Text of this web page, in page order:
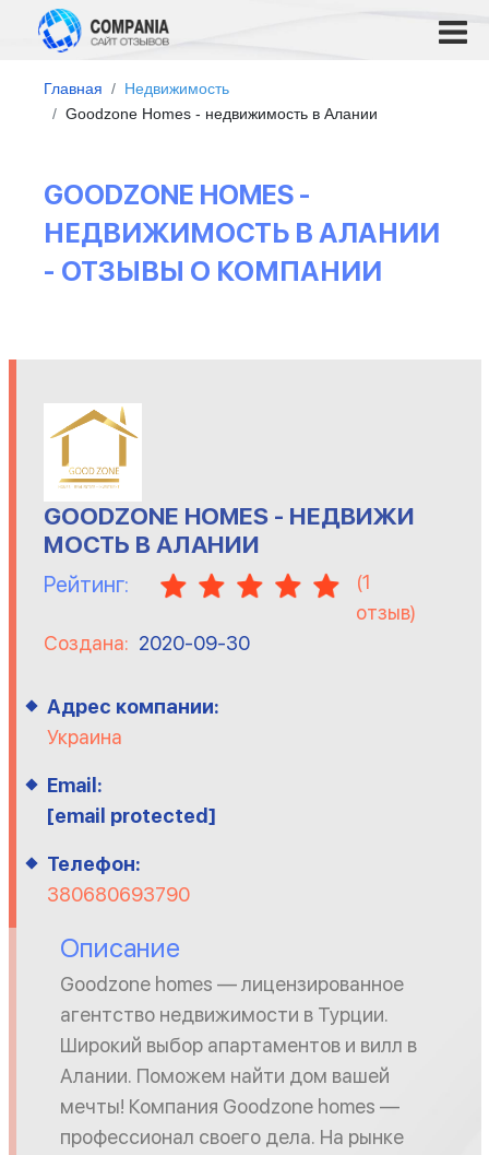
Главная
Недвижимость
Goodzone Homes - недвижимость в Алании
GOODZONE HOMES -
НЕДВИЖИМОСТЬ В АЛАНИИ
- ОТЗЫВЫ О КОМПАНИИ
GOODZONE HOMES - НЕДВИЖИ
МОСТЬ В АЛАНИИ
Рейтинг: (1
отзыв)
Создана: 2020-09-30
Адрес компании:
Украина
Email:
[email protected]
Телефон:
380680693790
Описание
Goodzone homes — лицензированное
агентство недвижимости в Турции.
Широкий выбор апартаментов и вилл в
Алании. Поможем найти дом вашей
мечты! Компания Goodzone homes —
профессионал своего дела. На рынке